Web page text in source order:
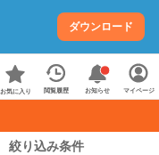
ダウンロード
お気に入り 閲覧履歴 お知らせ マイページ
絞り込み条件